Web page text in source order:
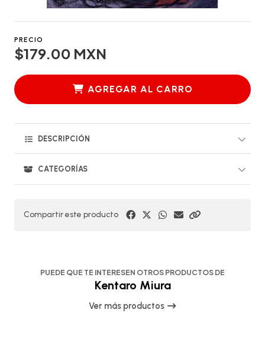
PRECIO
$179.00 MXN
AGREGAR AL CARRO
DESCRIPCIÓN
CATEGORÍAS
Compartir este producto
PUEDE QUE TE INTERESEN OTROS PRODUCTOS DE
Kentaro Miura
Ver más productos